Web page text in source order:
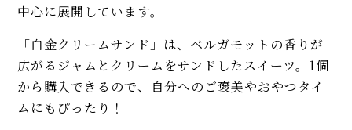
中心に展開しています。
「白金クリームサンド」は、ベルガモットの香りが
広がるジャムとクリームをサンドしたスイーツ。1個
から購入できるので、自分へのご褒美やおやつタイ
ムにもぴったり！